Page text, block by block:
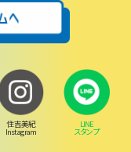
住吉美紀
Instagram
LINE
スタンプ